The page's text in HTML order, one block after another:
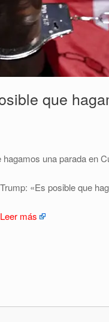
que
una parada en
Trump: «Es posible que
Leer más